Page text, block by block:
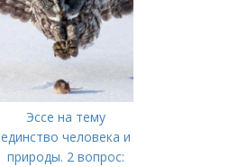
Эссе на тему
единство человека и
природы. 2 вопрос: